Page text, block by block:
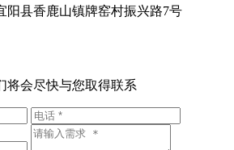
阳县香鹿山镇牌窑村振兴路7号
将会尽快与您取得联系